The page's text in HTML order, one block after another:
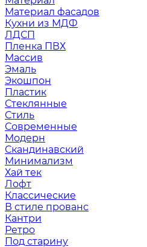
Материал фасадов
Кухни из МДФ
ЛДСП
Пленка ПВХ
Массив
Эмаль
Экошпон
Пластик
Стеклянные
Стиль
Современные
Модерн
Скандинавский
Минимализм
Хай тек
Лофт
Классические
В стиле прованс
Кантри
Ретро
Под старину